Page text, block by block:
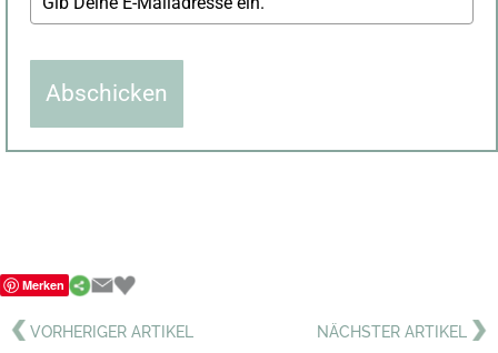
Abschicken
Merken
VORHERIGER ARTIKEL NÄCHSTER ARTIKEL